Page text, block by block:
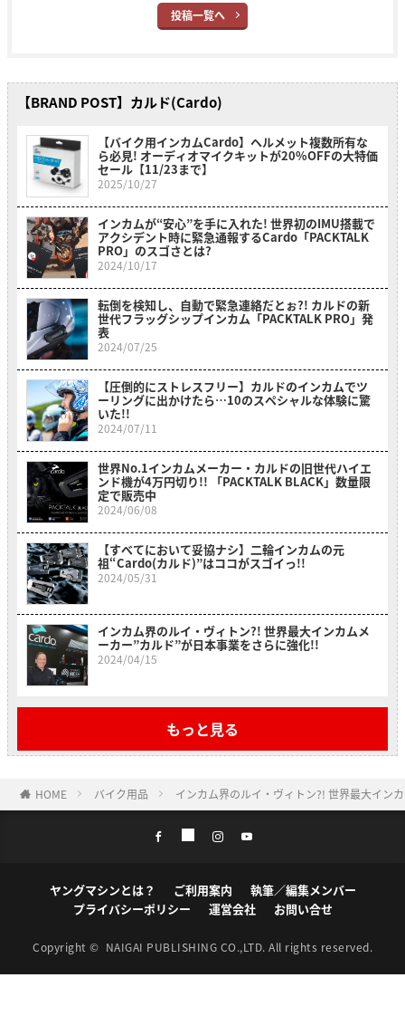
投稿一覧へ
【BRAND POST】カルド(Cardo)
【バイク用インカムCardo】ヘルメット複数所有な
ら必見! オーディオマイクキットが20%OFFの大特価
セール【11/23まで】
2025/10/27
インカムが“安心”を手に入れた! 世界初のIMU搭載で
アクシデント時に緊急通報するCardo「PACKTALK
PRO」のスゴさとは?
2024/10/17
転倒を検知し、自動で緊急連絡だとぉ?! カルドの新
世代フラッグシップインカム「PACKTALK PRO」発
表
2024/07/25
【圧倒的にストレスフリー】カルドのインカムでツ
ーリングに出かけたら…10のスペシャルな体験に驚
いた!!
2024/07/11
世界No.1インカムメーカー・カルドの旧世代ハイエ
ンド機が4万円切り!! 「PACKTALK BLACK」数量限
定で販売中
2024/06/08
【すべてにおいて妥協ナシ】二輪インカムの元
祖“Cardo(カルド)”はココがスゴイっ!!
2024/05/31
インカム界のルイ・ヴィトン?! 世界最大インカムメ
ーカー”カルド”が日本事業をさらに強化!!
2024/04/15
もっと見る
HOME バイク用品 インカム界のルイ・ヴィトン?! 世界最大イン
ヤングマシンとは？ ご利用案内
執筆／編集メンバー
プライバシーポリシー
運営会社 お問い合せ
Copyright © NAIGAI PUBLISHING CO.,LTD. All rights reserved.